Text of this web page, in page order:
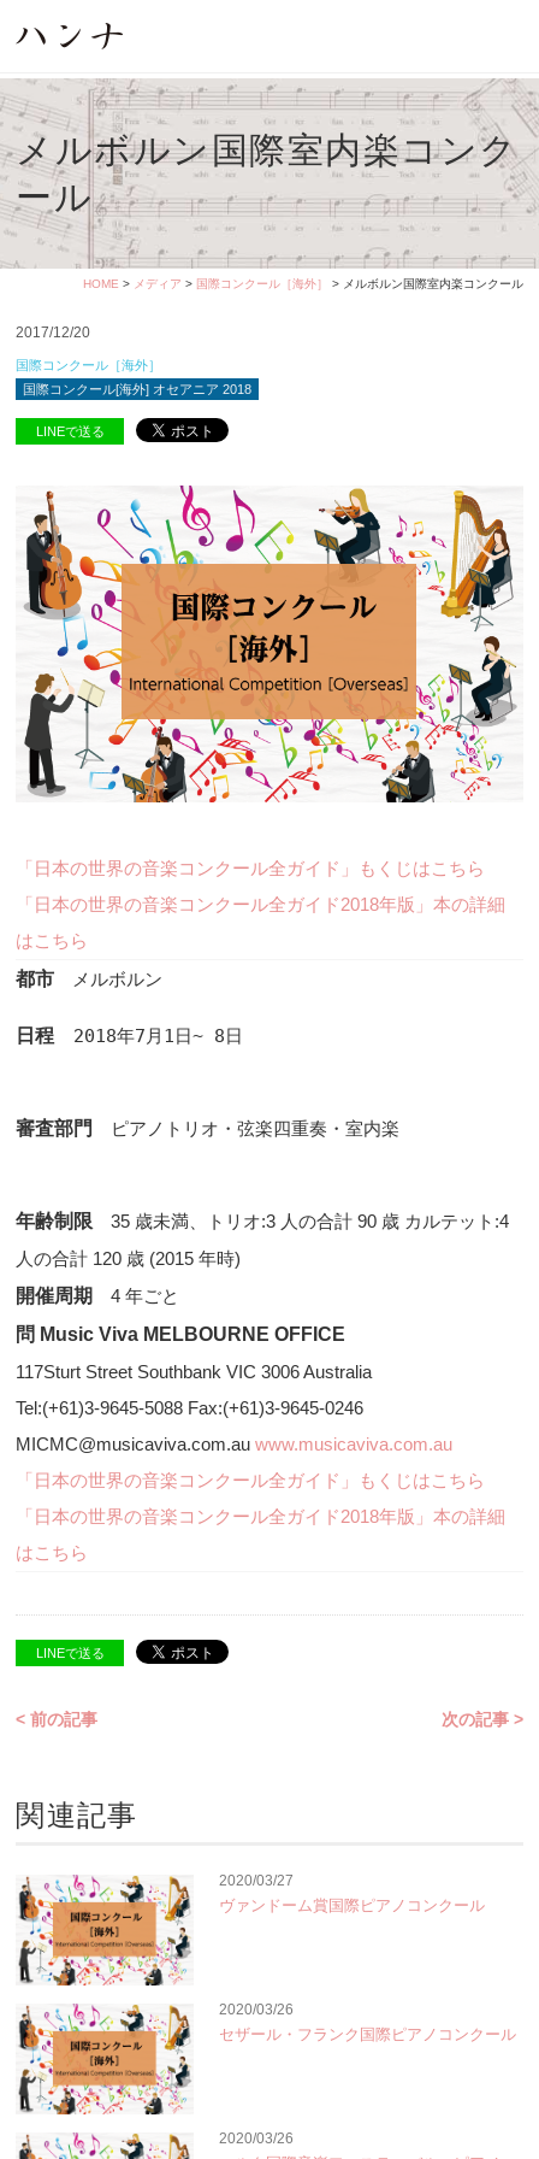
メルボルン国際室内楽コンク
ール
HOME > メディア > 国際コンクール［海外］ > メルボルン国際室内楽コンクール
2017/12/20
国際コンクール［海外］
国際コンクール[海外] オセアニア 2018
LINEで送る
「日本の世界の音楽コンクール全ガイド」もくじはこちら
「日本の世界の音楽コンクール全ガイド2018年版」本の詳細
はこちら
都市 メルボルン
日程 2018年7月1日~ 8日
審査部門 ピアノトリオ・弦楽四重奏・室内楽
年齢制限 35 歳未満、トリオ:3 人の合計 90 歳 カルテット:4
人の合計 120 歳 (2015 年時)
開催周期
4 年ごと
問 Music Viva MELBOURNE OFFICE
117Sturt Street Southbank VIC 3006 Australia
Tel:(+61)3-9645-5088 Fax:(+61)3-9645-0246
MICMC@musicaviva.com.auwww.musicaviva.com.au
「日本の世界の音楽コンクール全ガイド」もくじはこちら
「日本の世界の音楽コンクール全ガイド2018年版」本の詳細
はこちら
LINEで送る
< 前の記事 次の記事 >
関連記事
2020/03/27
ヴァンドーム賞国際ピアノコンクール
2020/03/26
セザール・フランク国際ピアノコンクール
2020/03/26